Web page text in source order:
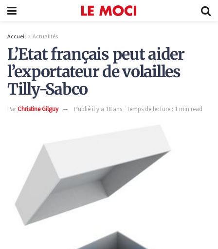
Accueil Actualités
L’Etat français peut aider
l’exportateur de volailles
Tilly-Sabco
ParChristine Gilguy Publié il y a 18 ans Temps de lecture : 1 min read